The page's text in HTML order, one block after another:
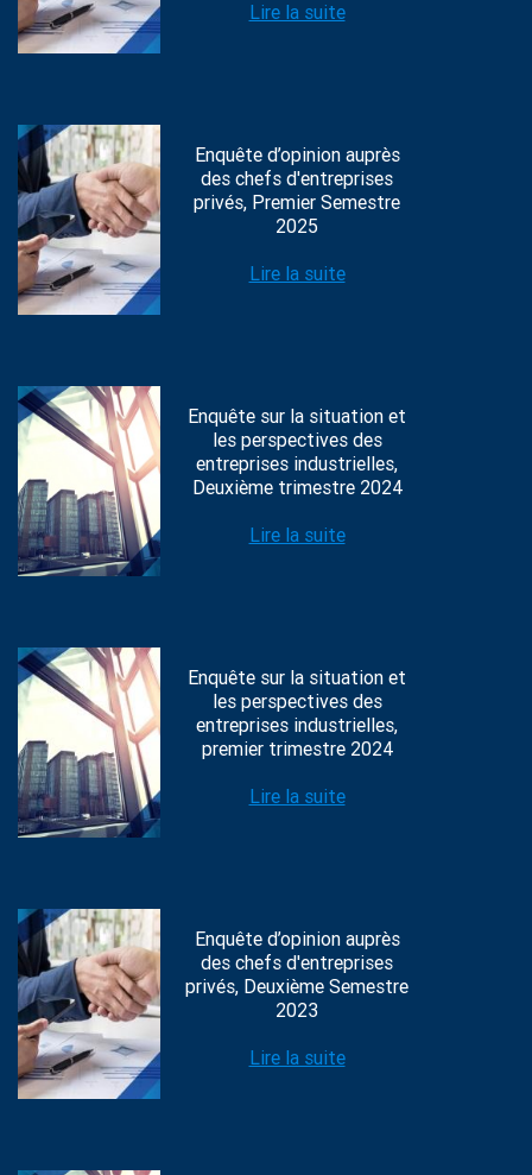
Lire la suite
Enquête d’opinion auprès
des chefs d'entreprises
privés, Premier Semestre
2025
Lire la suite
Enquête sur la situation et
les perspectives des
entreprises industrielles,
Deuxième trimestre 2024
Lire la suite
Enquête sur la situation et
les perspectives des
entreprises industrielles,
premier trimestre 2024
Lire la suite
Enquête d’opinion auprès
des chefs d'entreprises
privés, Deuxième Semestre
2023
Lire la suite